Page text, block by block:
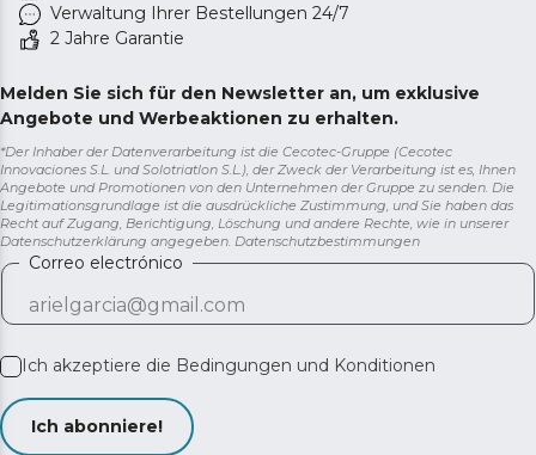
Verwaltung Ihrer Bestellungen 24/7
2 Jahre Garantie
Melden Sie sich für den Newsletter an, um exklusive
Angebote und Werbeaktionen zu erhalten.
*Der Inhaber der Datenverarbeitung ist die Cecotec-Gruppe (Cecotec
Innovaciones S.L. und Solotriatlon S.L.), der Zweck der Verarbeitung ist es, Ihnen
Angebote und Promotionen von den Unternehmen der Gruppe zu senden. Die
Legitimationsgrundlage ist die ausdrückliche Zustimmung, und Sie haben das
Recht auf Zugang, Berichtigung, Löschung und andere Rechte, wie in unserer
Datenschutzerklärung angegeben. Datenschutzbestimmungen
Correo electrónico
Ich akzeptiere die Bedingungen und Konditionen
Ich abonniere!